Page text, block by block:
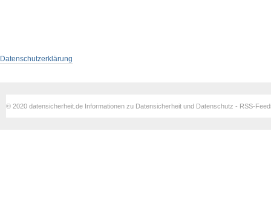
Datenschutzerklärung
© 2020 datensicherheit.de Informationen zu Datensicherheit und Datenschutz - RSS-